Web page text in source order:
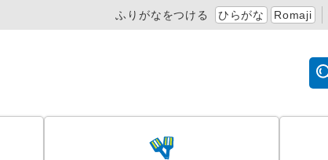
ふりがなをつける ひらがな Romaji